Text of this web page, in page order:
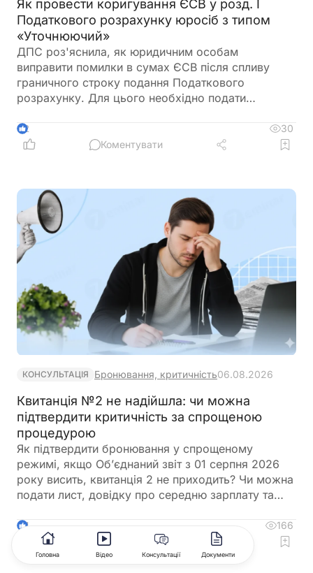
Як провести коригування ЄСВ у розд. І
Податкового розрахунку юросіб з типом
«Уточнюючий»
ДПС роз'яснила, як юридичним особам
виправити помилки в сумах ЄСВ після спливу
граничного строку подання Податкового
розрахунку. Для цього необхідно подати
використовуючи коди типів нарахувань 2
(донарахування) або 3 (зменшення). Податківці
помилки та коли подавати лише ті додатки, що
підлягають коригуванню
2
30
Коментувати
КОНСУЛЬТАЦІЯ Бронювання, критичність06.08.2026
Квитанція №2 не надійшла: чи можна
підтвердити критичність за спрощеною
процедурою
Як підтвердити бронювання у спрощеному
режимі, якщо Об’єднаний звіт з 01 серпня 2026
року висить, квитанція 2 не приходить? Чи можна
подати лист, довідку про середню зарплату та
4
166
Коментувати
Головна Відео Консультації Документи